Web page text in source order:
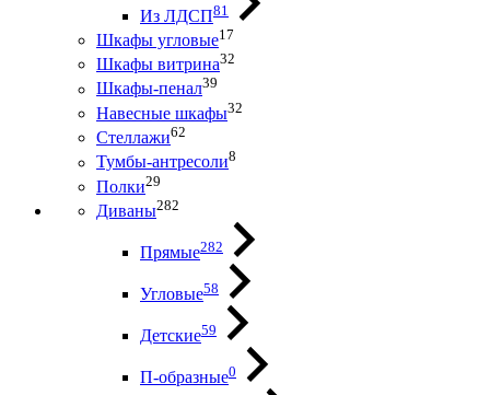
Из ЛДСП81
Шкафы угловые17
Шкафы витрина32
Шкафы-пенал39
Навесные шкафы32
Стеллажи62
Тумбы-антресоли8
Полки29
Диваны282
Прямые282
Угловые58
Детские59
П-образные0